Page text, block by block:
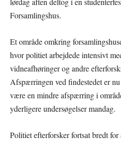
Forsamlingshus.
Et område omkring
hvor politiet arbejdede intensivt
vidneafhøringer og andre
Afspærringen ved findestedet er
være en mindre afspærring i
yderligere undersøgelser mandag.
Politiet efterforsker fortsat bredt